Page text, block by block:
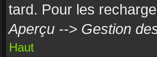
tard. Pour les
Aperçu --> Gestion
Haut